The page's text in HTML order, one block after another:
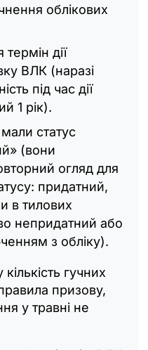
облікових
дії
ВЛК (наразі
під час дії
1 рік).
статус
(вони
огляд для
придатний,
в тилових
непридатний або
з обліку).
гучних
призову,
у травні не